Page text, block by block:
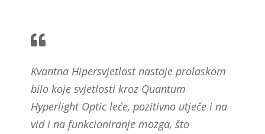
Kvantna Hipersvjetlost nastaje prolaskom
bilo koje svjetlosti kroz Quantum
Hyperlight Optic leće, pozitivno utječe i na
vid i na funkcioniranje mozga, što